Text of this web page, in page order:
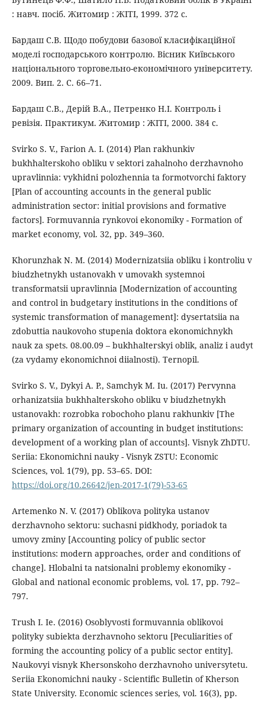
: навч. посіб. Житомир : ЖІТІ, 1999. 372 с.
Бардаш С.В. Щодо побудови базової класифікаційної
моделі господарського контролю. Вісник Київського
національного торговельно-економічного університету.
2009. Вип. 2. С. 66–71.
Бардаш С.В., Дерій В.А., Петренко Н.І. Контроль і
ревізія. Практикум. Житомир : ЖІТІ, 2000. 384 с.
Svirko S. V., Farion A. I. (2014) Plan rakhunkiv
bukhhalterskoho obliku v sektori zahalnoho derzhavnoho
upravlinnia: vykhidni polozhennia ta formotvorchi faktory
[Plan of accounting accounts in the general public
administration sector: initial provisions and formative
factors]. Formuvannia rynkovoi ekonomiky - Formation of
market economy, vol. 32, pp. 349–360.
Khorunzhak N. M. (2014) Modernizatsiia obliku i kontroliu v
biudzhetnykh ustanovakh v umovakh systemnoi
transformatsii upravlinnia [Modernization of accounting
and control in budgetary institutions in the conditions of
systemic transformation of management]: dysertatsiia na
zdobuttia naukovoho stupenia doktora ekonomichnykh
nauk za spets. 08.00.09 – bukhhalterskyi oblik, analiz i audyt
(za vydamy ekonomichnoi diialnosti). Ternopil.
Svirko S. V., Dykyi A. P., Samchyk M. Iu. (2017) Pervynna
orhanizatsiia bukhhalterskoho obliku v biudzhetnykh
ustanovakh: rozrobka robochoho planu rakhunkiv [The
primary organization of accounting in budget institutions:
development of a working plan of accounts]. Visnyk ZhDTU.
Seriia: Ekonomichni nauky - Visnyk ZSTU: Economic
Sciences, vol. 1(79), pp. 53–65. DOI:
https://doi.org/10.26642/jen-2017-1(79)-53-65
Artemenko N. V. (2017) Oblikova polityka ustanov
derzhavnoho sektoru: suchasni pidkhody, poriadok ta
umovy zminy [Accounting policy of public sector
institutions: modern approaches, order and conditions of
change]. Hlobalni ta natsionalni problemy ekonomiky -
Global and national economic problems, vol. 17, pp. 792–
797.
Trush I. Ie. (2016) Osoblyvosti formuvannia oblikovoi
polityky subiekta derzhavnoho sektoru [Peculiarities of
forming the accounting policy of a public sector entity].
Naukovyi visnyk Khersonskoho derzhavnoho universytetu.
Seriia Ekonomichni nauky - Scientific Bulletin of Kherson
State University. Economic sciences series, vol. 16(3), pp.